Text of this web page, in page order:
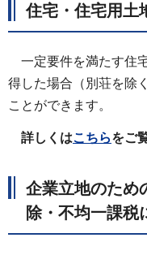
住宅・住宅用土
一定要件を満たす住
得した場合（別荘を除
ことができます。
詳しくはこちらをご
企業立地のため
除・不均一課